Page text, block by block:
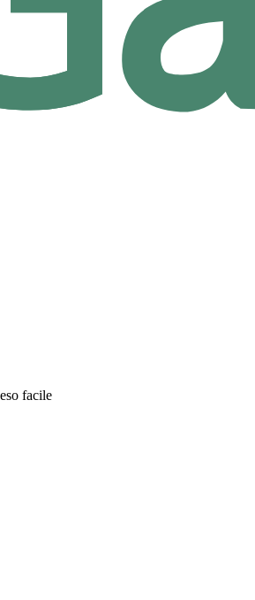
facile